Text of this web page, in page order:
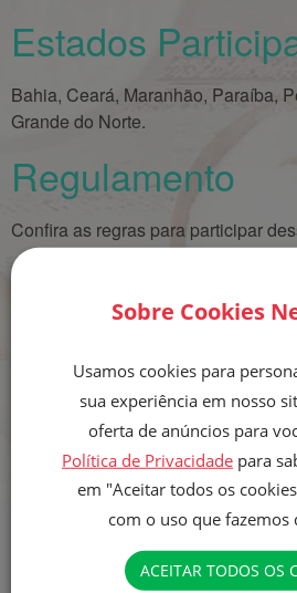
Estados
Bahia, Ceará, Maranhão, Paraíba,
Grande do Norte.
Regulamento
Confira as regras para participar
aquie baixe o regulamento.
Receba novidades e
Sobre Cookies
Usamos cookies para
sua experiência em nosso
oferta de anúncios para
Política de Privacidade para
em "Aceitar todos os
com o uso que fazemos
ACEITAR TODOS OS